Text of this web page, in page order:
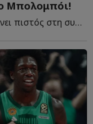
Μπολομπόι!
Ο Τζόελ Μπολομπόι παραμένει πιστός στη συμφωνία του μ...